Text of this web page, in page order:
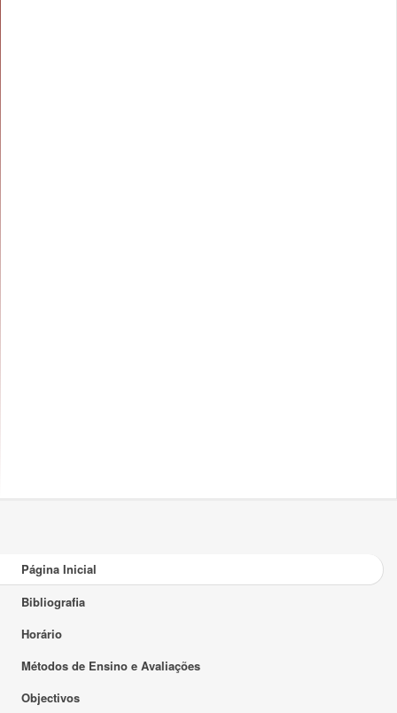
Página Inicial
Bibliografia
Horário
Métodos de Ensino e Avaliações
Objectivos